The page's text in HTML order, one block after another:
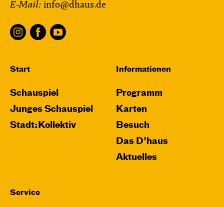
E-Mail: info@dhaus.de
Start
Schauspiel
Junges Schauspiel
Stadt:Kollektiv
Informationen
Programm
Karten
Besuch
Das D’haus
Aktuelles
Service